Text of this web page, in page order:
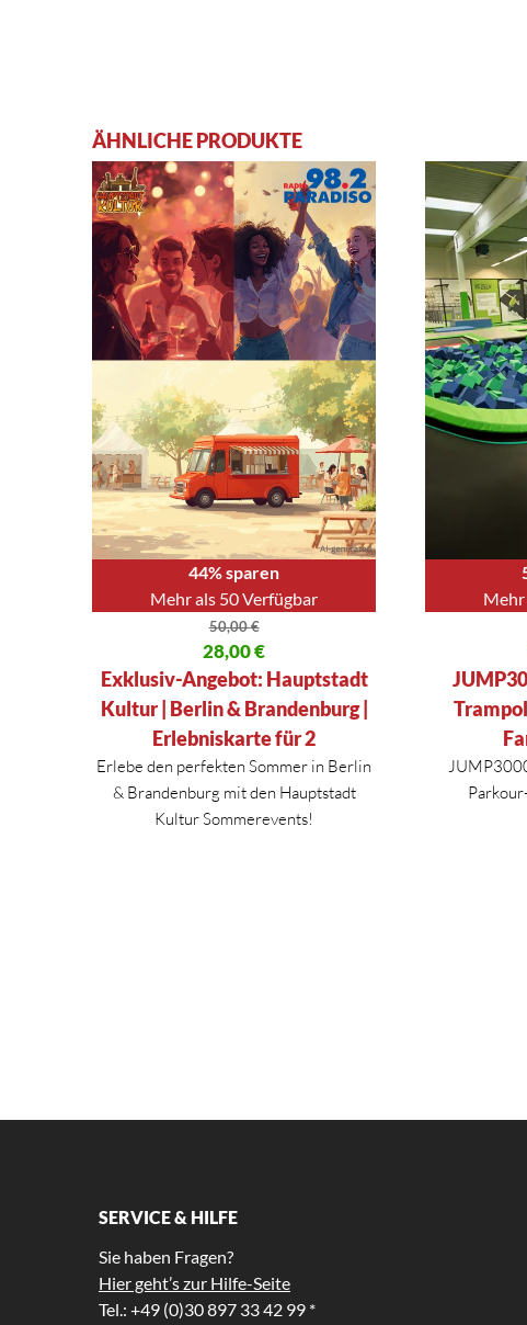
ÄHNLICHE PRODUKTE
44% sparen
Mehr als 50 Verfügbar
50,00€
Ursprünglicher Preis war: 50,00 €
28,00€
Aktueller Preis ist: 28,00 €.
Exklusiv-Angebot: Hauptstadt
Kultur | Berlin & Brandenburg |
Erlebniskarte für 2
Erlebe den perfekten Sommer in Berlin
& Brandenburg mit den Hauptstadt
Kultur Sommerevents!
Mehr
Aktueller
SERVICE & HILFE
Sie haben Fragen?
Hier geht’s zur Hilfe-Seite
Tel.: +49 (0)30 897 33 42 99 *